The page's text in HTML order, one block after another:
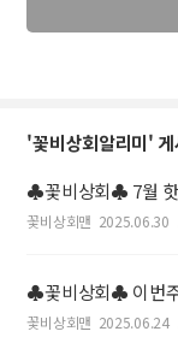
'꽃비상회알리미' 게
♣꽃비상회♣ 7월 핫
꽃비상회맨 2025.06.30
♣꽃비상회♣ 이번
꽃비상회맨 2025.06.24